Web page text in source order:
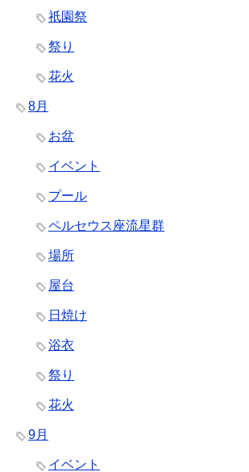
祇園祭
祭り
花火
8月
お盆
イベント
プール
ペルセウス座流星群
場所
屋台
日焼け
浴衣
祭り
花火
9月
イベント